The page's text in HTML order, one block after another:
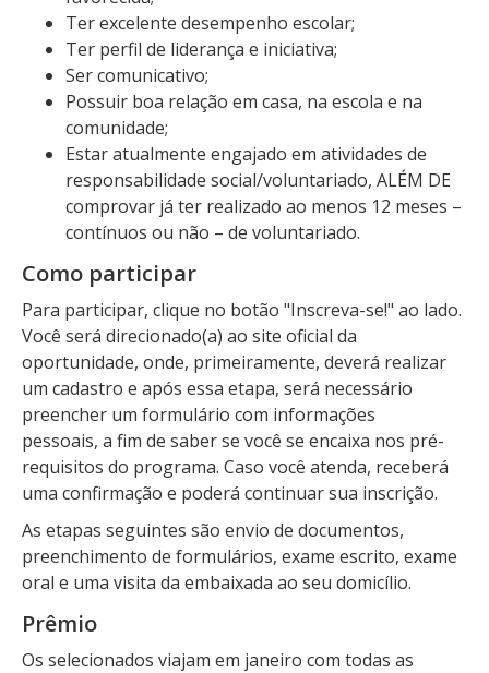
Ter excelente desempenho escolar;
Ter perfil de liderança e iniciativa;
Ser comunicativo;
Possuir boa relação em casa, na escola e na
comunidade;
Estar atualmente engajado em atividades de
responsabilidade social/voluntariado, ALÉM DE
comprovar já ter realizado ao menos 12 meses –
contínuos ou não – de voluntariado.
Como participar
Para participar, clique no botão "Inscreva-se!" ao lado.
Você será direcionado(a) ao site oficial da
oportunidade, onde, primeiramente, deverá realizar
um cadastro e após essa etapa, será necessário
preencher um formulário com informações
pessoais, a fim de saber se você se encaixa nos pré-
requisitos do programa. Caso você atenda, receberá
uma confirmação e poderá continuar sua inscrição.
As etapas seguintes são envio de documentos,
preenchimento de formulários, exame escrito, exame
oral e uma visita da embaixada ao seu domicílio.
Prêmio
Os selecionados viajam em janeiro com todas as